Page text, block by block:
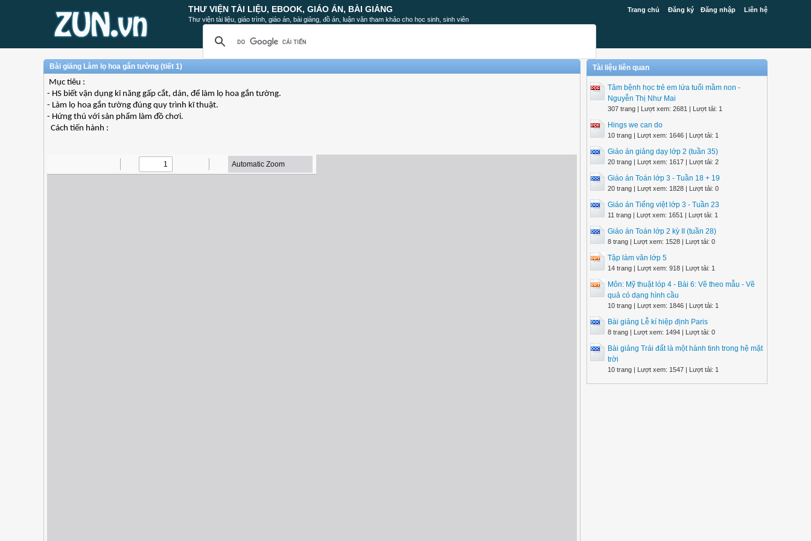
Trang chủ Đăng ký Đăng nhập Liên hệ
THƯ VIỆN TÀI LIỆU, EBOOK, GIÁO ÁN, BÀI GIẢNG
Thư viện tài liệu, giáo trình, giáo án, bài giảng, đồ án, luận văn tham khảo cho học sinh, sinh viên
Bài giảng Làm lọ hoa gắn tường (tiết 1)
Mục tiêu :
- HS biết vận dụng kĩ năng gấp cắt, dán, để làm lọ hoa gắn tường.
- Làm lọ hoa gắn tường đúng quy trình kĩ thuật.
- Hứng thú với sản phẩm làm đồ chơi.
Cách tiến hành :
Tài liệu liên quan
Tâm bệnh học trẻ em lứa tuổi mầm non -
Nguyễn Thị Như Mai
307 trang | Lượt xem: 2681 | Lượt tải: 1
Hings we can do
10 trang | Lượt xem: 1646 | Lượt tải: 1
Giáo án giảng dạy lớp 2 (tuần 35)
20 trang | Lượt xem: 1617 | Lượt tải: 2
Giáo án Toán lớp 3 - Tuần 18 + 19
20 trang | Lượt xem: 1828 | Lượt tải: 0
Giáo án Tiếng việt lớp 3 - Tuần 23
11 trang | Lượt xem: 1651 | Lượt tải: 1
Giáo án Toán lớp 2 kỳ II (tuần 28)
8 trang | Lượt xem: 1528 | Lượt tải: 0
Tập làm văn lớp 5
14 trang | Lượt xem: 918 | Lượt tải: 1
Môn: Mỹ thuật lóp 4 - Bài 6: Vẽ theo mẫu - Vẽ
quả có dạng hình cầu
10 trang | Lượt xem: 1846 | Lượt tải: 1
Bài giảng Lễ kí hiệp định Paris
8 trang | Lượt xem: 1494 | Lượt tải: 0
Bài giảng Trái đất là một hành tinh trong hệ mặt
trời
10 trang | Lượt xem: 1547 | Lượt tải: 1